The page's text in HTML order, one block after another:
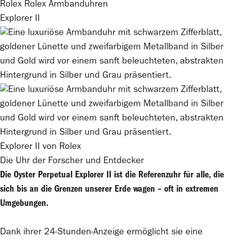
Rolex Rolex Armbanduhren
Explorer II
Explorer II von Rolex
Die Uhr der Forscher und Entdecker
Die Oyster Perpetual Explorer II ist die Referenzuhr für alle, die
sich bis an die Grenzen unserer Erde wagen – oft in extremen
Umgebungen.
Dank ihrer 24-Stunden-Anzeige ermöglicht sie eine